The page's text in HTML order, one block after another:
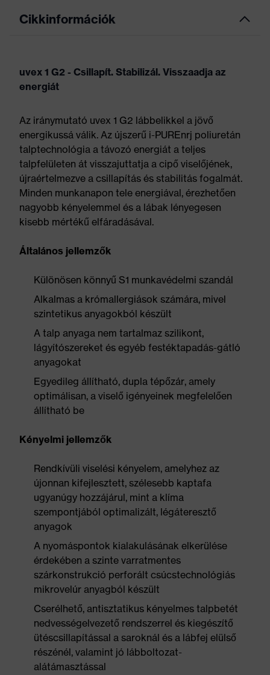
Cikkinformációk
uvex 1 G2 - Csillapít. Stabilizál. Visszaadja az
energiát
Az iránymutató uvex 1 G2 lábbelikkel a jövő
energikussá válik. Az újszerű i-PUREnrj poliuretán
talptechnológia a távozó energiát a teljes
talpfelületen át visszajuttatja a cipő viselőjének,
újraértelmezve a csillapítás és stabilitás fogalmát.
Minden munkanapon tele energiával, érezhetően
nagyobb kényelemmel és a lábak lényegesen
kisebb mértékű elfáradásával.
Általános jellemzők
Különösen könnyű S1 munkavédelmi szandál
Alkalmas a krómallergiások számára, mivel
szintetikus anyagokból készült
A talp anyaga nem tartalmaz szilikont,
lágyítószereket és egyéb festéktapadás-gátló
anyagokat
Egyedileg állítható, dupla tépőzár, amely
optimálisan, a viselő igényeinek megfelelően
állítható be
Kényelmi jellemzők
Rendkívüli viselési kényelem, amelyhez az
újonnan kifejlesztett, szélesebb kaptafa
ugyanúgy hozzájárul, mint a klíma
szempontjából optimalizált, légáteresztő
anyagok
A nyomáspontok kialakulásának elkerülése
érdekében a szinte varratmentes
szárkonstrukció perforált csúcstechnológiás
mikrovelúr anyagból készült
Cserélhető, antisztatikus kényelmes talpbetét
nedvességelvezető rendszerrel és kiegészítő
ütéscsillapítással a saroknál és a lábfej elülső
részénél, valamint jó lábboltozat-
alátámasztással